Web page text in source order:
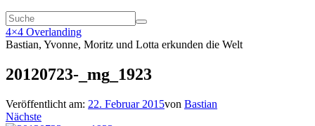
4×4 Overlanding
Bastian, Yvonne, Moritz und Lotta erkunden die Welt
20120723-_mg_1923
Veröffentlicht am: 22. Februar 2015von Bastian
Nächste